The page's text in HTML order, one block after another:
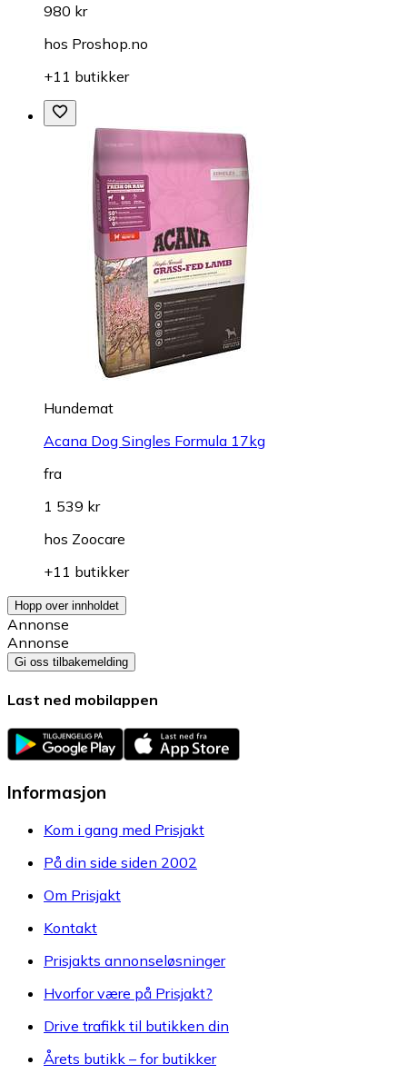
980 kr
hos Proshop.no
+11 butikker
Hundemat
Acana Dog Singles Formula 17kg
fra
1 539 kr
hos Zoocare
+11 butikker
Hopp over innholdet
Annonse
Annonse
Gi oss tilbakemelding
Last ned mobilappen
Informasjon
Kom i gang med Prisjakt
På din side siden 2002
Om Prisjakt
Kontakt
Prisjakts annonseløsninger
Hvorfor være på Prisjakt?
Drive trafikk til butikken din
Årets butikk – for butikker